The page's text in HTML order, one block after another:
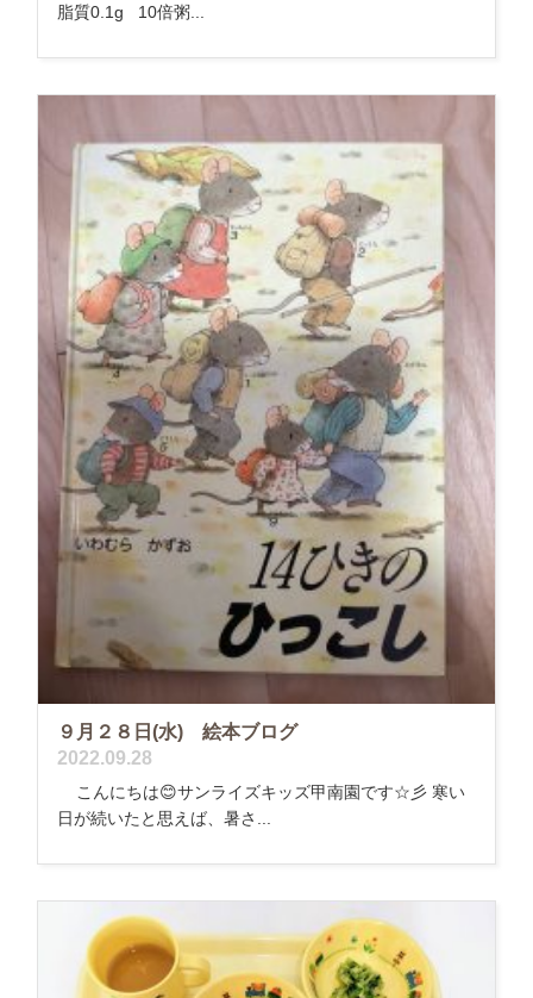
脂質0.1g 10倍粥...
９月２８日(水) 絵本ブログ
2022.09.28
こんにちは😊サンライズキッズ甲南園です☆彡 寒い
日が続いたと思えば、暑さ...